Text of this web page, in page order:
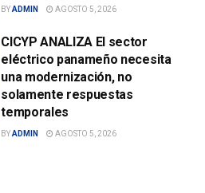
BYADMIN AGOSTO 5, 2026
CICYP ANALIZA El sector
eléctrico panameño necesita
una modernización, no
solamente respuestas
temporales
BYADMIN AGOSTO 5, 2026